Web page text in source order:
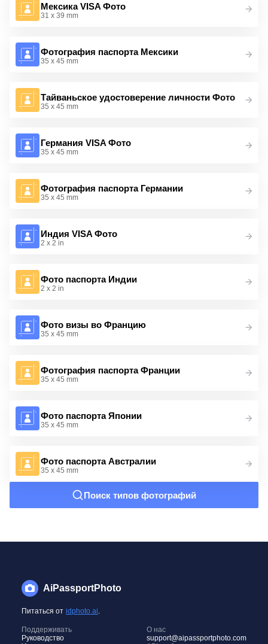
Мексика VISA Фото
31 x 39 mm
Фотография паспорта Мексики
35 x 45 mm
Тайваньское удостоверение личности Фото
35 x 45 mm
Германия VISA Фото
35 x 45 mm
Фотография паспорта Германии
35 x 45 mm
Индия VISA Фото
2 x 2 in
Фото паспорта Индии
2 x 2 in
Фото визы во Францию
35 x 45 mm
Фотография паспорта Франции
35 x 45 mm
Фото паспорта Японии
35 x 45 mm
Фото паспорта Австралии
35 x 45 mm
Поиск типов фотографий
AiPassportPhoto
Питаться от idphoto.ai.
Поддерживать
Руководство
О нас
support@aipassportphoto.com